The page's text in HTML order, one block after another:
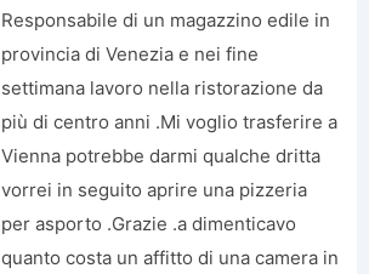
Responsabile di un magazzino edile in
provincia di Venezia e nei fine
settimana lavoro nella ristorazione da
più di centro anni .Mi voglio trasferire a
Vienna potrebbe darmi qualche dritta
vorrei in seguito aprire una pizzeria
per asporto .Grazie .a dimenticavo
quanto costa un affitto di una camera in